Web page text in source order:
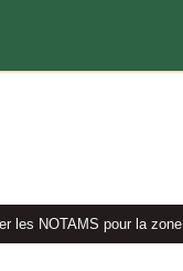
les NOTAMS pour la zone